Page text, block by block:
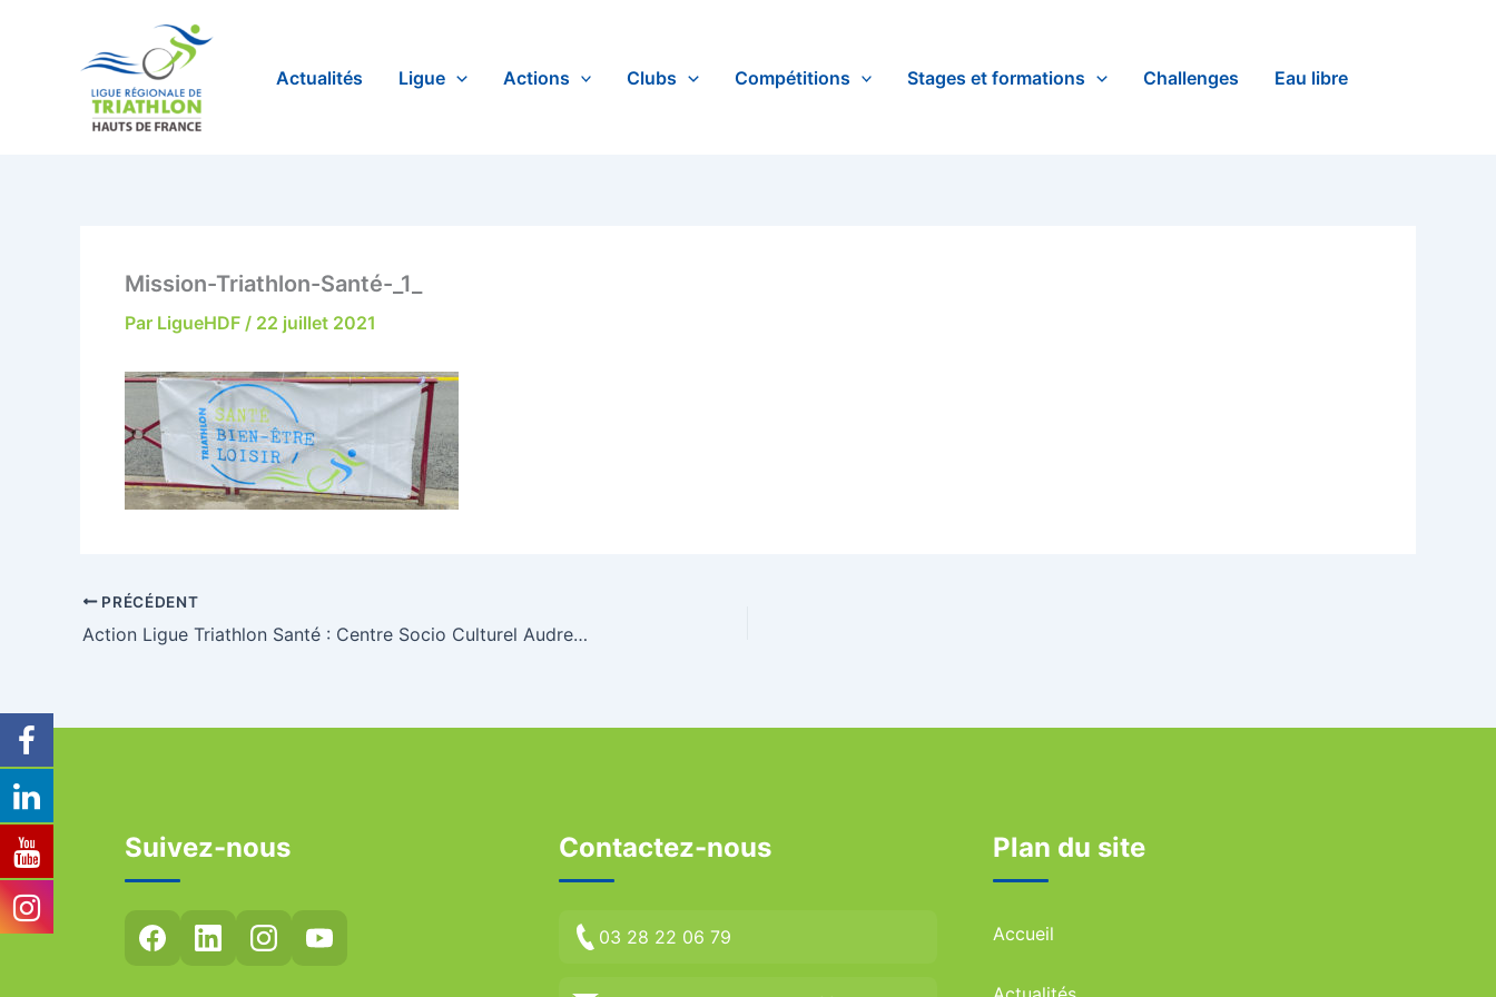
Actualités Ligue Actions Clubs Compétitions Stages et formations Challenges Eau libre
Mission-Triathlon-Santé-_1_
Par LigueHDF / 22 juillet 2021
PRÉCÉDENT
Action Ligue Triathlon Santé : Centre Socio Culturel Audrey Bartier – Wimereux
Suivez-nous Contactez-nous
03 28 22 06 79
Plan du site
Accueil